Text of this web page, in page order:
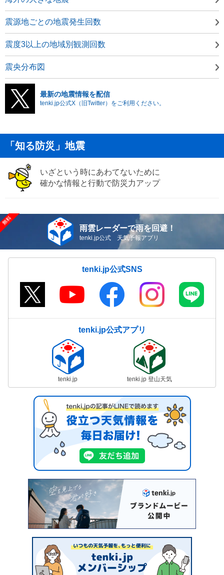
震源地ごとの地震発生回数
震度3以上の地域別観測回数
震央分布図
最新の地震情報を配信
tenki.jp公式X（旧Twitter）をご利用ください。
「知る防災」地震
いざという時にあわてないために
確かな情報と行動で防災力アップ
雨雲レーダーで雨を回避！
tenki.jp公式 天気予報アプリ
tenki.jp公式SNS
tenki.jp公式アプリ
tenki.jp tenki.jp 登山天気